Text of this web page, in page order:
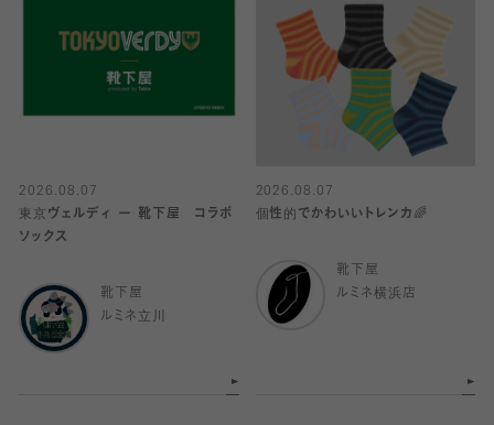
2026.08.07
東京ヴェルディ ー 靴下屋 コラボ
ソックス
靴下屋
ルミネ立川
2026.08.07
個性的でかわいいトレンカ🌈
靴下屋
ルミネ横浜店